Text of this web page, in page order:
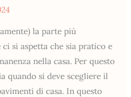
la parte più
si aspetta che sia pratico e
nella casa. Per questo
quando si deve scegliere il
di casa. In questo